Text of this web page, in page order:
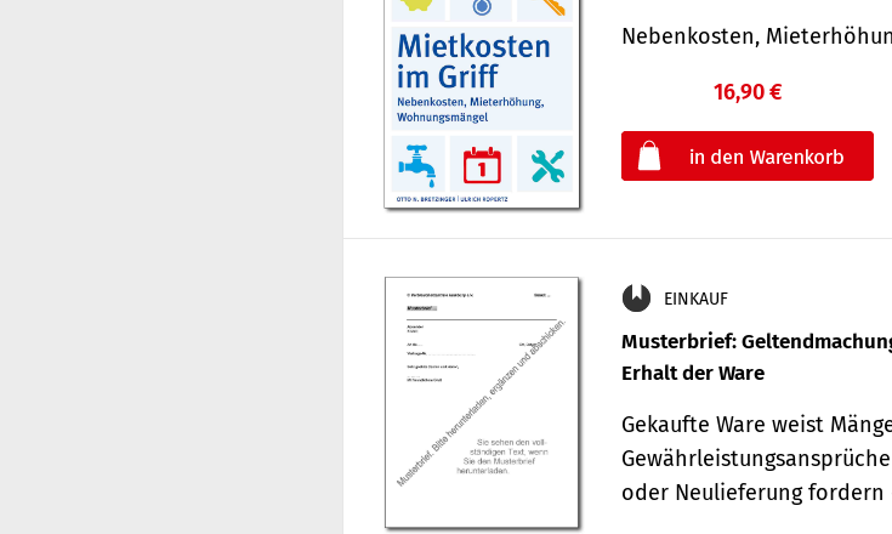
Nebenkosten,
16,90 €
EINKAUF
Musterbrief:
Erhalt der Ware
Gekaufte Ware weist
oder Neulieferung